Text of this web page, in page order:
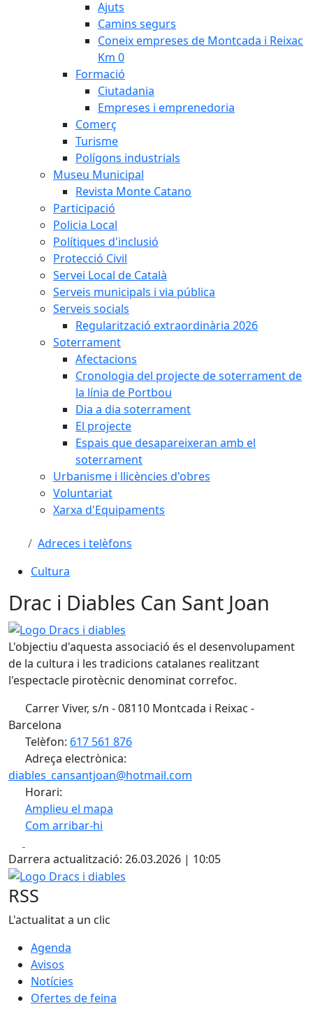
Ajuts
Camins segurs
Coneix empreses de Montcada i Reixac
Km 0
Formació
Ciutadania
Empreses i emprenedoria
Comerç
Turisme
Polígons industrials
Museu Municipal
Revista Monte Catano
Participació
Policia Local
Polítiques d'inclusió
Protecció Civil
Servei Local de Català
Serveis municipals i via pública
Serveis socials
Regularització extraordinària 2026
Soterrament
Afectacions
Cronologia del projecte de soterrament de
la línia de Portbou
Dia a dia soterrament
El projecte
Espais que desapareixeran amb el
soterrament
Urbanisme i llicències d'obres
Voluntariat
Xarxa d'Equipaments
Adreces i telèfons
Cultura
Drac i Diables Can Sant Joan
Logo Dracs i diables
L'objectiu d'aquesta associació és el desenvolupament
de la cultura i les tradicions catalanes realitzant
l'espectacle pirotècnic denominat correfoc.
Carrer Viver, s/n - 08110 Montcada i Reixac -
Barcelona
Telèfon: 617 561 876
Adreça electrònica:
diables_cansantjoan@hotmail.com
Horari:
Amplieu el mapa
Com arribar-hi
+
−
Darrera actualització: 26.03.2026 | 10:05
Logo Dracs i diables
RSS
L'actualitat a un clic
Agenda
Avisos
Notícies
Ofertes de feina